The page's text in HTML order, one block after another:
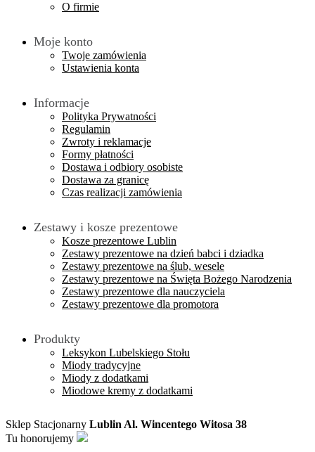
O firmie
Moje konto
Twoje zamówienia
Ustawienia konta
Informacje
Polityka Prywatności
Regulamin
Zwroty i reklamacje
Formy płatności
Dostawa i odbiory osobiste
Dostawa za granicę
Czas realizacji zamówienia
Zestawy i kosze prezentowe
Kosze prezentowe Lublin
Zestawy prezentowe na dzień babci i dziadka
Zestawy prezentowe na ślub, wesele
Zestawy prezentowe na Święta Bożego Narodzenia
Zestawy prezentowe dla nauczyciela
Zestawy prezentowe dla promotora
Produkty
Leksykon Lubelskiego Stołu
Miody tradycyjne
Miody z dodatkami
Miodowe kremy z dodatkami
Sklep Stacjonarny Lublin Al. Wincentego Witosa 38
Tu honorujemy